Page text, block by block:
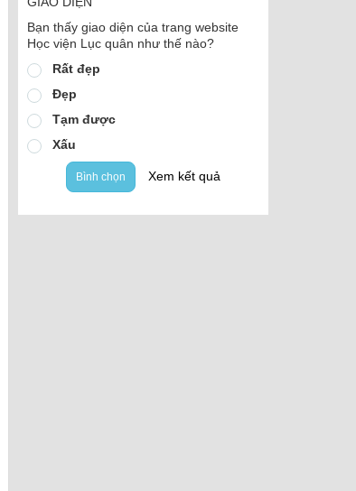
Bạn thấy giao diện của trang website
Học viện Lục quân như thế nào?
Rất đẹp
Đẹp
Tạm được
Xấu
Bình chọn Xem kết quả